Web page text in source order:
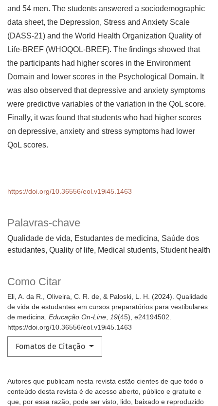
Palavras-chave
Qualidade de vida, Estudantes de medicina, Saúde dos
estudantes Quality of life, Medical students, Student health
Como Citar
Eli, A. da R., Oliveira, C. R. de, & Paloski, L. H. (2024). Qualidade
de vida de estudantes em cursos preparatórios para vestibulares
de medicina. Educação On-Line, 19(45), e24194502.
https://doi.org/10.36556/eol.v19i45.1463
Fomatos de Citação
and 54 men. The students answered a sociodemographic
data sheet, the Depression, Stress and Anxiety Scale
(DASS-21) and the World Health Organization Quality of
Life-BREF (WHOQOL-BREF). The findings showed that
the participants had higher scores in the Environment
Domain and lower scores in the Psychological Domain. It
was also observed that depressive and anxiety symptoms
were predictive variables of the variation in the QoL score.
Finally, it was found that students who had higher scores
on depressive, anxiety and stress symptoms had lower
QoL scores.
https://doi.org/10.36556/eol.v19i45.1463
Autores que publicam nesta revista estão cientes de que todo o
conteúdo desta revista é de acesso aberto, público e gratuito e
que, por essa razão, pode ser visto, lido, baixado e reproduzido